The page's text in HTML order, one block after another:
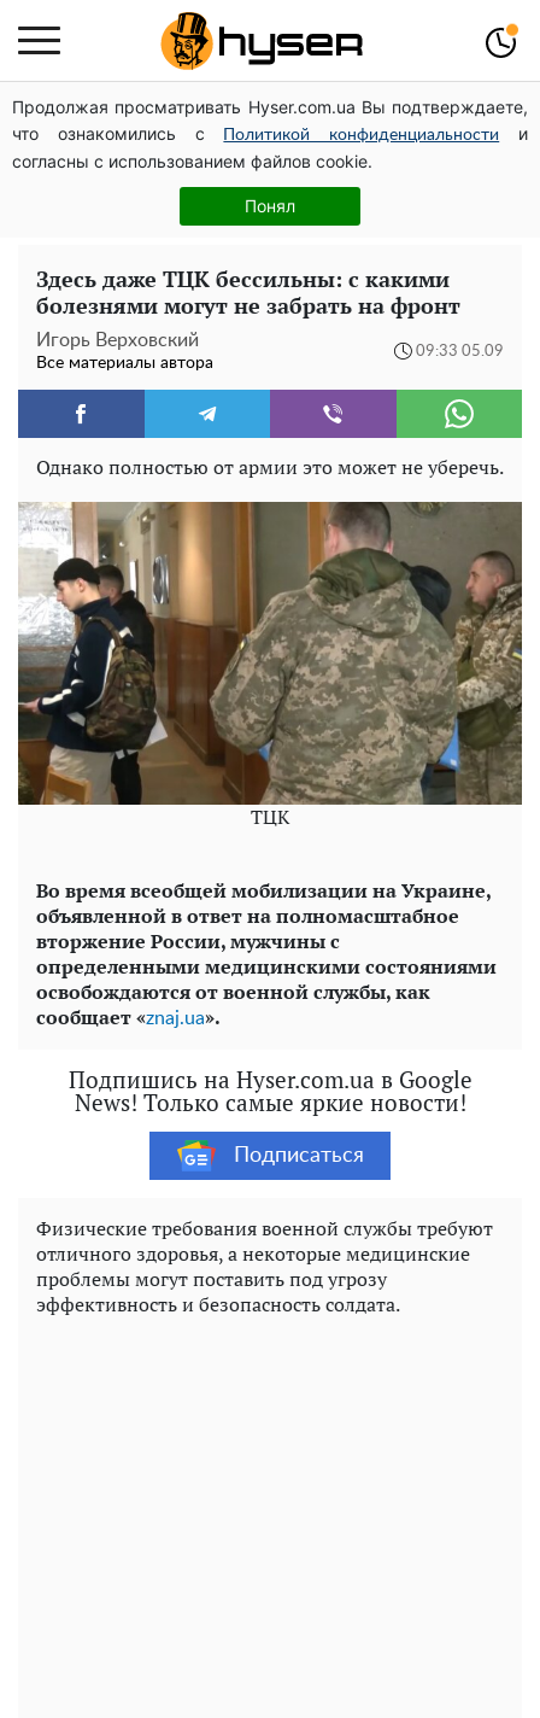
Продолжая просматривать Hyser.com.ua Вы подтверждаете,
что ознакомились с
Политикой конфиденциальности
и
согласны с использованием файлов cookie.
Понял
Дроны с наценкой: Александр Конотопский вывел
миллионы оборонного бюджета через фиктивную
фирму в Эстонии
Елена Тополя слив видео – это далеко не все:
фронтмен "Антитела" Тарас Тополя стал следующим
Здесь даже ТЦК бессильны: с какими
болезнями могут не забрать на фронт
Игорь Верховский
Все материалы автора
09:33 05.09
Однако полностью от армии это может не уберечь.
ТЦК
Во время всеобщей мобилизации на Украине,
объявленной в ответ на полномасштабное
вторжение России, мужчины с
определенными медицинскими состояниями
освобождаются от военной службы, как
сообщает «znaj.ua».
Подпишись на Hyser.com.ua в Google
News! Только самые яркие новости!
Подписаться
Физические требования военной службы требуют
отличного здоровья, а некоторые медицинские
проблемы могут поставить под угрозу
эффективность и безопасность солдата.